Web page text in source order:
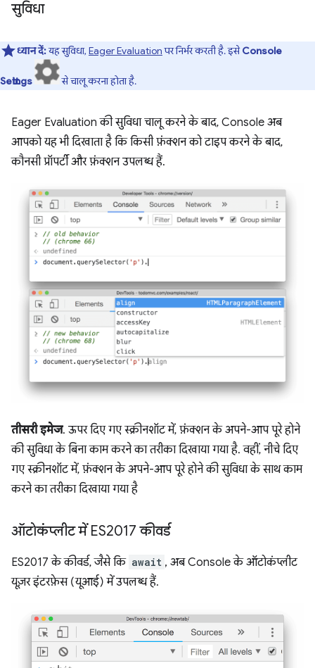
सुविधा
ध्यान दें:यह सुविधा, Eager Evaluationपर निर्भर करती है. इसेConsole
Settings से चालू करना होता है.
Eager Evaluation की सुविधा चालू करने के बाद, Console अब
आपको यह भी दिखाता है कि किसी फ़ंक्शन को टाइप करने के बाद,
कौनसी प्रॉपर्टी और फ़ंक्शन उपलब्ध हैं.
तीसरी इमेज. ऊपर दिए गए स्क्रीनशॉट में, फ़ंक्शन के अपने-आप पूरे होने
की सुविधा के बिना काम करने का तरीका दिखाया गया है. वहीं, नीचे दिए
गए स्क्रीनशॉट में, फ़ंक्शन के अपने-आप पूरे होने की सुविधा के साथ काम
करने का तरीका दिखाया गया है
ऑटोकंप्लीट में ES2017 कीवर्ड
ES2017 के कीवर्ड, जैसे कि await , अब Console के ऑटोकंप्लीट
यूज़र इंटरफ़ेस (यूआई) में उपलब्ध हैं.